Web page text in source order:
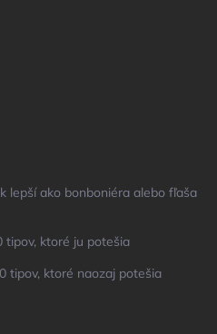
lepší ako bonboniéra alebo fľaša
tipov, ktoré ju potešia
tipov, ktoré naozaj potešia